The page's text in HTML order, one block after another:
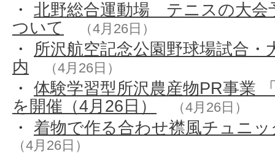
・ 北野総合運動場 テニスの大会
ついて
（4月26日）
・ 所沢航空記念公園野球場試合・
内
（4月26日）
・ 体験学習型所沢農産物PR事業
を開催（4月26日）
（4月26日）
・ 着物で作る合わせ襟風チュニ
（4月26日）